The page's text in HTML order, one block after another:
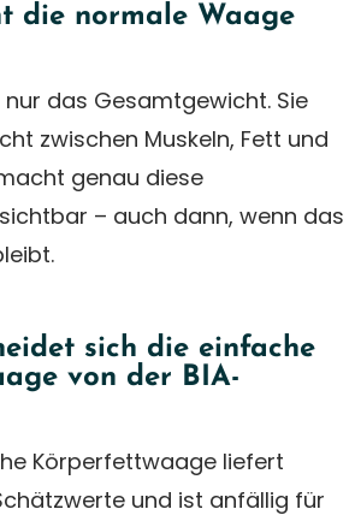
die normale Waage
das Gesamtgewicht. Sie
zwischen Muskeln, Fett und
genau diese
– auch dann, wenn das
sich die einfache
von der BIA-
Körperfettwaage liefert
und ist anfällig für